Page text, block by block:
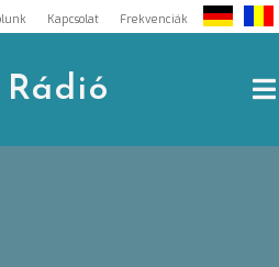
Kapcsolat Frekvenciák